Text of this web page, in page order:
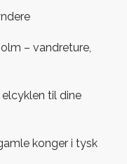
– vandreture,
elcyklen til dine
konger i tysk